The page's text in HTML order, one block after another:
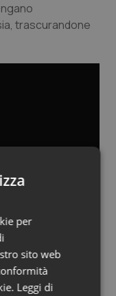
trascurandone
per
sito web
Leggi di